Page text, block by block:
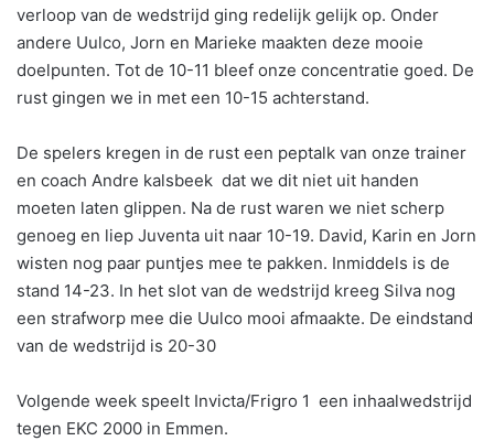
verloop van de wedstrijd ging redelijk gelijk op. Onder
andere Uulco, Jorn en Marieke maakten deze mooie
doelpunten. Tot de 10-11 bleef onze concentratie goed. De
rust gingen we in met een 10-15 achterstand.
De spelers kregen in de rust een peptalk van onze trainer
en coach Andre kalsbeek dat we dit niet uit handen
moeten laten glippen. Na de rust waren we niet scherp
genoeg en liep Juventa uit naar 10-19. David, Karin en Jorn
wisten nog paar puntjes mee te pakken. Inmiddels is de
stand 14-23. In het slot van de wedstrijd kreeg Silva nog
een strafworp mee die Uulco mooi afmaakte. De eindstand
van de wedstrijd is 20-30
Volgende week speelt Invicta/Frigro 1 een inhaalwedstrijd
tegen EKC 2000 in Emmen.